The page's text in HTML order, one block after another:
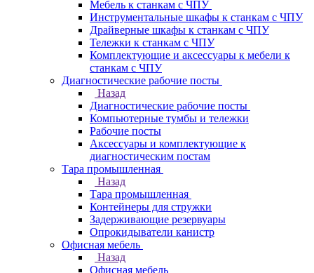
Мебель к станкам с ЧПУ
Инструментальные шкафы к станкам с ЧПУ
Драйверные шкафы к станкам с ЧПУ
Тележки к станкам с ЧПУ
Комплектующие и аксессуары к мебели к
станкам с ЧПУ
Диагностические рабочие посты
Назад
Диагностические рабочие посты
Компьютерные тумбы и тележки
Рабочие посты
Аксессуары и комплектующие к
диагностическим постам
Тара промышленная
Назад
Тара промышленная
Контейнеры для стружки
Задерживающие резервуары
Опрокидыватели канистр
Офисная мебель
Назад
Офисная мебель